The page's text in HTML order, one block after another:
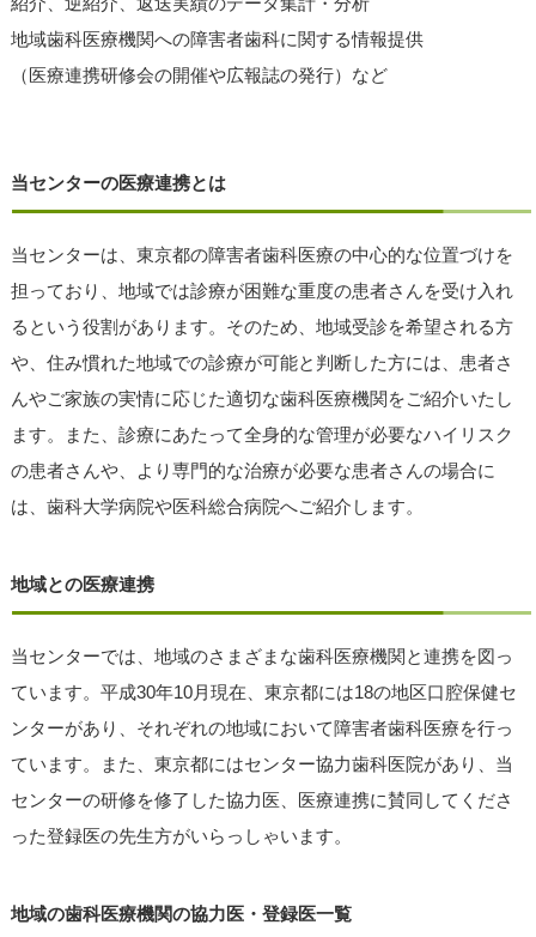
地域歯科医療機関への障害者歯科に関する情報提供
（医療連携研修会の開催や広報誌の発行）など
当センターの医療連携とは
当センターは、東京都の障害者歯科医療の中心的な位置づけを
担っており、地域では診療が困難な重度の患者さんを受け入れ
るという役割があります。そのため、地域受診を希望される方
や、住み慣れた地域での診療が可能と判断した方には、患者さ
んやご家族の実情に応じた適切な歯科医療機関をご紹介いたし
ます。また、診療にあたって全身的な管理が必要なハイリスク
の患者さんや、より専門的な治療が必要な患者さんの場合に
は、歯科大学病院や医科総合病院へご紹介します。
地域との医療連携
当センターでは、地域のさまざまな歯科医療機関と連携を図っ
ています。平成30年10月現在、東京都には18の地区口腔保健セ
ンターがあり、それぞれの地域において障害者歯科医療を行っ
ています。また、東京都にはセンター協力歯科医院があり、当
センターの研修を修了した協力医、医療連携に賛同してくださ
った登録医の先生方がいらっしゃいます。
地域の歯科医療機関の協力医・登録医一覧